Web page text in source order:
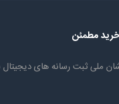
مطمئن
و نشان ملی ثبت رسانه